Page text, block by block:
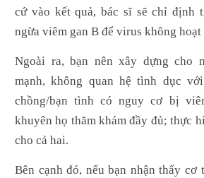
cứ vào kết quả, bác sĩ sẽ chỉ định
ngừa viêm gan B để virus không hoạt
Ngoài ra, bạn nên xây dựng cho
mạnh, không quan hệ tình dục
chồng/bạn tình có nguy cơ bị
khuyên họ thăm khám đầy đủ; thực
cho cả hai.
Bên cạnh đó, nếu bạn nhận thấy cơ